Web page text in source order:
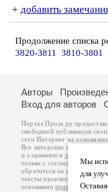
+ добавить
Продолжение списка
3820-3811
3810-3801
Мы
для
Авторы
Вход для авторов
Портал Проза.ру
свободной публикации
сети Интернет на
Все авторские права на
и охраняются законом
.
только с согласия его
обратиться на его
тексты произведений
основанииправил